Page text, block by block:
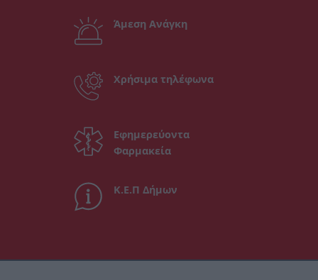
Άμεση Ανάγκη
Χρήσιμα τηλέφωνα
Εφημερεύοντα
Φαρμακεία
Κ.Ε.Π Δήμων